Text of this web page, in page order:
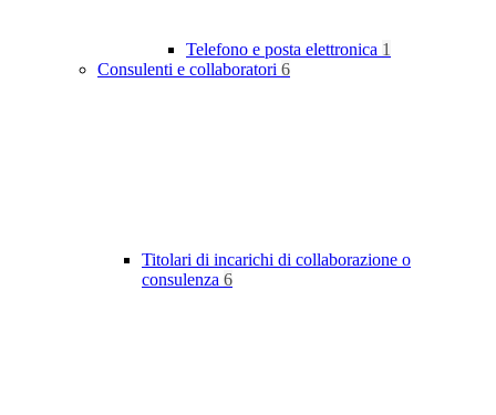
Telefono e posta elettronica 1
Consulenti e collaboratori 6
Titolari di incarichi di collaborazione o
consulenza 6